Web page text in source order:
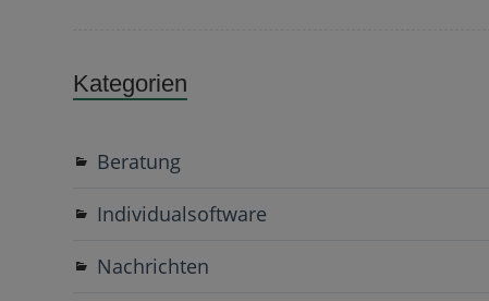
Kategorien
Beratung
Individualsoftware
Nachrichten